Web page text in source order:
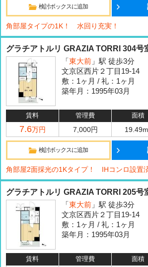
検討ボックスに追加
角部屋タイプの1K！ 水回り充実！
グラチアトルリ GRAZIA TORRI 304号
「 東大前 」駅 徒歩3分
文京区西片２丁目19-14
敷：1ヶ月 / 礼：1ヶ月
築年月：1995年03月
賃料 管理費 面積
7.6万円 7,000円
検討ボックスに追加
角部屋2面採光の1Kタイプ！ IHコンロ設置
グラチアトルリ GRAZIA TORRI 205号
「 東大前 」駅 徒歩3分
文京区西片２丁目19-14
敷：1ヶ月 / 礼：1ヶ月
築年月：1995年03月
賃料 管理費 面積